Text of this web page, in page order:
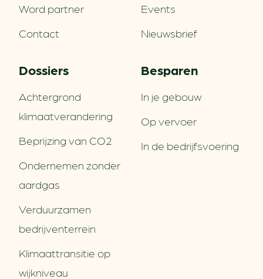
Word partner
Contact
Events
Nieuwsbrief
Dossiers
Achtergrond
klimaatverandering
Beprijzing van CO2
Ondernemen zonder
aardgas
Verduurzamen
bedrijventerrein
Klimaattransitie op
wijkniveau
Besparen
In je gebouw
Op vervoer
In de bedrijfsvoering